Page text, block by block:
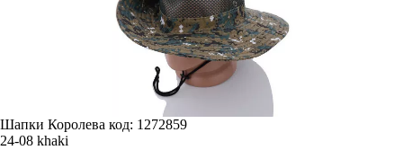
Шапки Королева код: 1272859
24-08 khaki